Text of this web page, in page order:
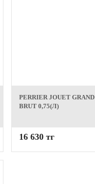
PERRIER JOUET GRAND
BRUT 0,75(Л)
16 630 тг